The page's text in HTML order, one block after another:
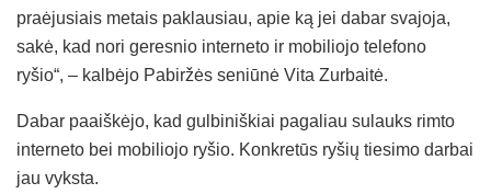
praėjusiais metais paklausiau, apie ką jei dabar svajoja,
sakė, kad nori geresnio interneto ir mobiliojo telefono
ryšio“, – kalbėjo Pabiržės seniūnė Vita Zurbaitė.
Dabar paaiškėjo, kad gulbiniškiai pagaliau sulauks rimto
interneto bei mobiliojo ryšio. Konkretūs ryšių tiesimo darbai
jau vyksta.